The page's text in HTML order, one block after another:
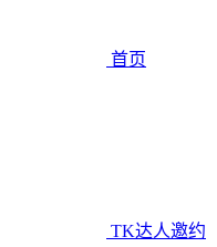
首页
TK达人邀约